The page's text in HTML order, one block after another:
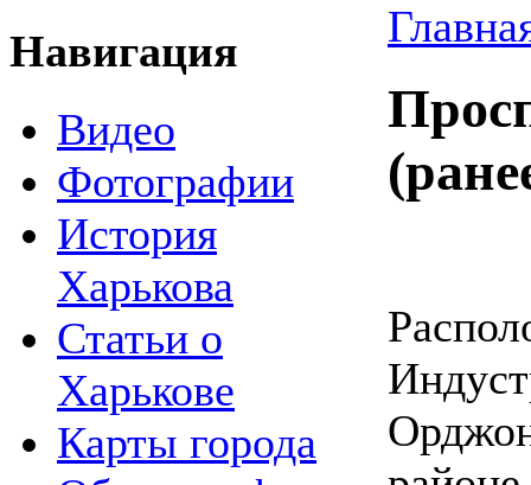
Навигация
Видео
Фотографии
История
Харькова
Статьи о
Харькове
Карты города